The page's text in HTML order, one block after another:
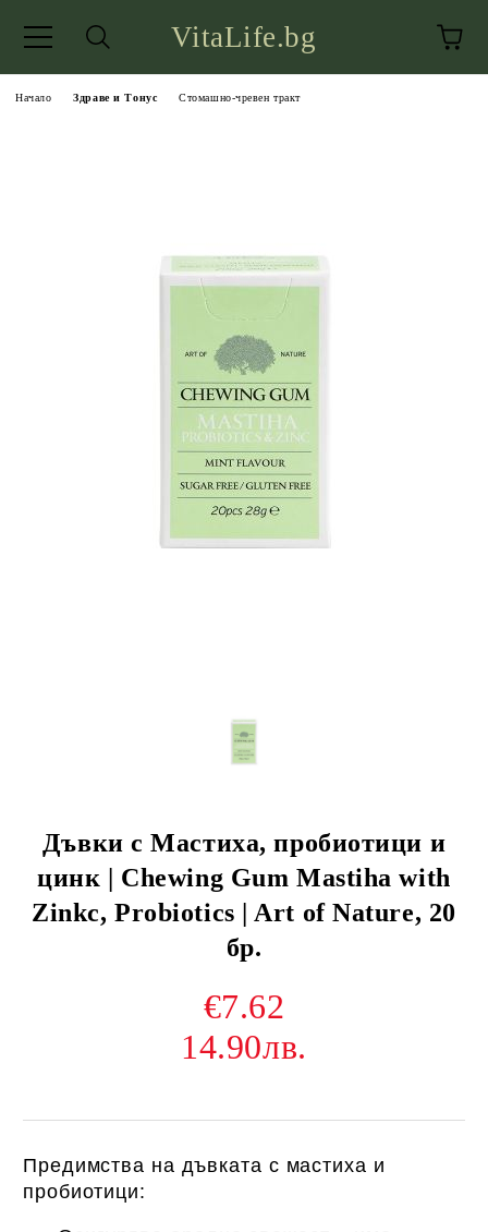
VitaLife.bg
Начало Здраве и Тонус Стомашно-чревен тракт
Дъвки с Мастиха, пробиотици и
цинк | Chewing Gum Mastiha with
Zinkc, Probiotics | Art of Nature, 20
бр.
€7.62
14.90лв.
Предимства на дъвката с мастиха и
пробиотици: